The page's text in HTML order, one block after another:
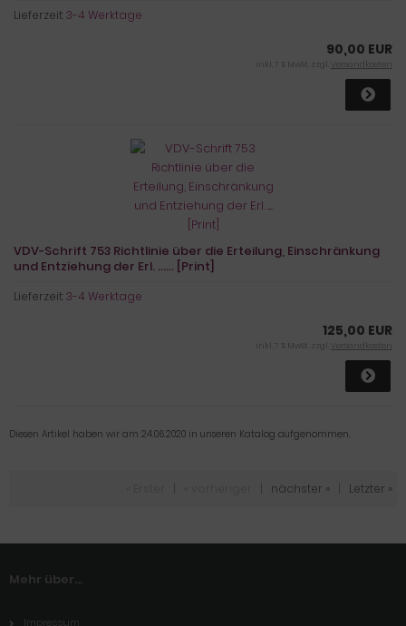
Lieferzeit:3-4 Werktage
90,00 EUR
inkl. 7 % MwSt. zzgl. Versandkosten
VDV-Schrift 753 Richtlinie über die Erteilung, Einschränkung
und Entziehung der Erl. ...... [Print]
Lieferzeit:3-4 Werktage
125,00 EUR
inkl. 7 % MwSt. zzgl. Versandkosten
Diesen Artikel haben wir am 24.06.2020 in unseren Katalog aufgenommen.
nächster » Letzter »
Mehr über...
Impressum